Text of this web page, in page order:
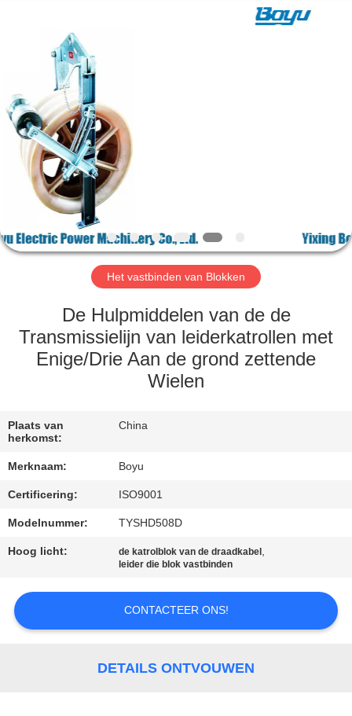
HUIS
PRODUCTEN
ONGEVEER
ONS
FABRIEKSREIS
KWALITEITSCONTROLE
CONTACTEER
NIEUWS
OM EEN
CITAAT
PRIVACY
Het vastbinden van Blokken
De Hulpmiddelen van de de
Transmissielijn van leiderkatrollen met
Enige/Drie Aan de grond zettende
Wielen
Plaats van
herkomst:
China
Merknaam: Boyu
Certificering: ISO9001
Modelnummer: TYSHD508D
Hoog licht: de katrolblok van de draadkabel ,
leider die blok vastbinden
CONTACTEER ONS!
DETAILS ONTVOUWEN